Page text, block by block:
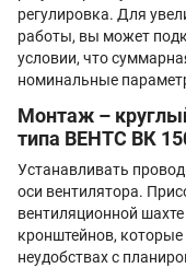
регулировка. Для
работы, вы может
условии, что
номинальные
Монтаж –
типа ВЕНТС ВК
Устанавливать
оси вентилятора.
вентиляционной
кронштейнов,
неудобствах с